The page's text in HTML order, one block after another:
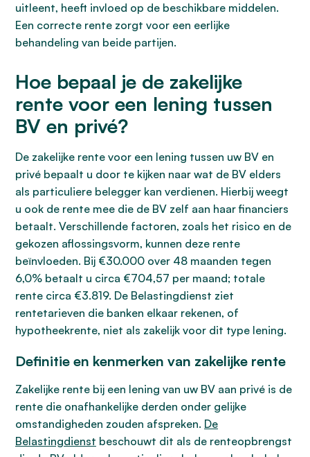
uitleent, heeft invloed op de beschikbare middelen.
Een correcte rente zorgt voor een eerlijke
behandeling van beide partijen.
Hoe bepaal je de zakelijke
rente voor een lening tussen
BV en privé?
De zakelijke rente voor een lening tussen uw BV en
privé bepaalt u door te kijken naar wat de BV elders
als particuliere belegger kan verdienen. Hierbij weegt
u ook de rente mee die de BV zelf aan haar financiers
betaalt. Verschillende factoren, zoals het risico en de
gekozen aflossingsvorm, kunnen deze rente
beïnvloeden. Bij €30.000 over 48 maanden tegen
6,0% betaalt u circa €704,57 per maand; totale
rente circa €3.819. De Belastingdienst ziet
rentetarieven die banken elkaar rekenen, of
hypotheekrente, niet als zakelijk voor dit type lening.
Definitie en kenmerken van zakelijke rente
Zakelijke rente bij een lening van uw BV aan privé is de
rente die onafhankelijke derden onder gelijke
omstandigheden zouden afspreken. De
Belastingdienst beschouwt dit als de renteopbrengst